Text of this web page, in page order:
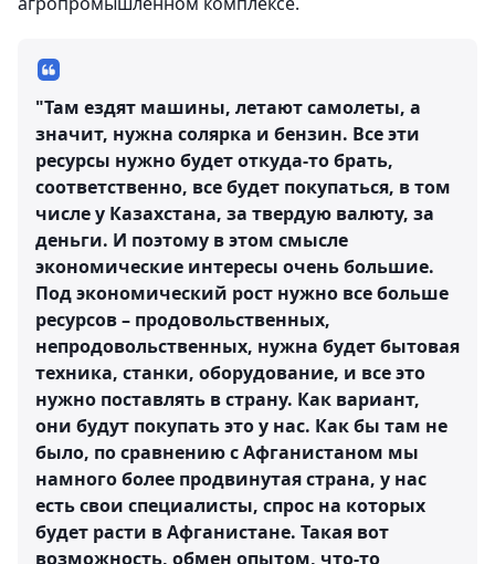
"Там ездят машины, летают самолеты, а
значит, нужна солярка и бензин. Все эти
ресурсы нужно будет откуда-то брать,
соответственно, все будет покупаться, в том
числе у Казахстана, за твердую валюту, за
деньги. И поэтому в этом смысле
экономические интересы очень большие.
Под экономический рост нужно все больше
ресурсов – продовольственных,
непродовольственных, нужна будет бытовая
техника, станки, оборудование, и все это
нужно поставлять в страну. Как вариант,
они будут покупать это у нас. Как бы там не
было, по сравнению с Афганистаном мы
намного более продвинутая страна, у нас
есть свои специалисты, спрос на которых
будет расти в Афганистане. Такая вот
возможность, обмен опытом, что-то